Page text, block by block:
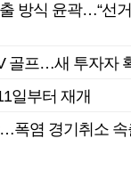
방식 윤곽…“선
골프…새 투자자
일부터 재개
폭염 경기취소 속